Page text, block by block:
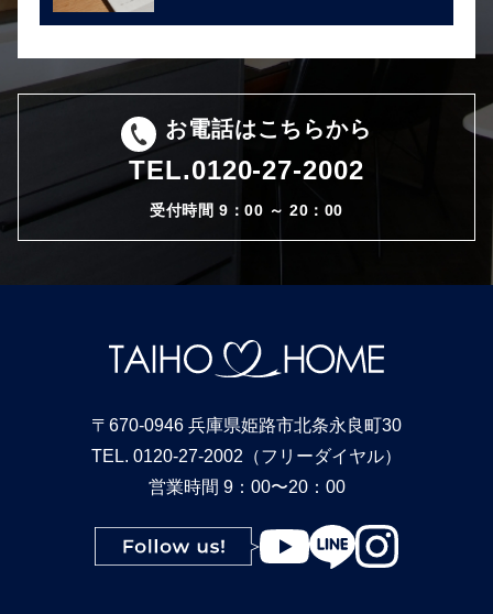
お電話はこちらから
TEL.0120-27-2002
受付時間 9：00 ～ 20：00
〒670-0946 兵庫県姫路市北条永良町30
TEL. 0120-27-2002（フリーダイヤル）
営業時間 9：00〜20：00